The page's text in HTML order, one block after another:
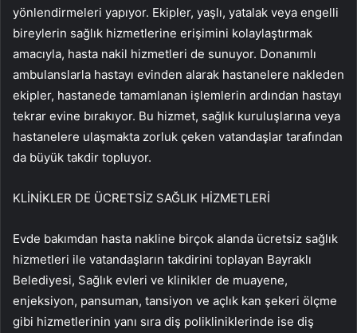
yönlendirmeleri yapıyor. Ekipler, yaşlı, yatalak veya engelli
bireylerin sağlık hizmetlerine erişimini kolaylaştırmak
amacıyla, hasta nakil hizmetleri de sunuyor. Donanımlı
ambulanslarla hastayı evinden alarak hastanelere nakleden
ekipler, hastanede tamamlanan işlemlerin ardından hastayı
tekrar evine bırakıyor. Bu hizmet, sağlık kuruluşlarına veya
hastanelere ulaşmakta zorluk çeken vatandaşlar tarafından
da büyük takdir topluyor.
KLİNİKLER DE ÜCRETSİZ SAĞLIK HİZMETLERİ
Evde bakımdan hasta nakline birçok alanda ücretsiz sağlık
hizmetleri ile vatandaşların takdirini toplayan Bayraklı
Belediyesi, Sağlık evleri ve klinikler de muayene,
enjeksiyon, pansuman, tansiyon ve açlık kan şekeri ölçme
gibi hizmetlerinin yanı sıra diş polikliniklerinde ise diş